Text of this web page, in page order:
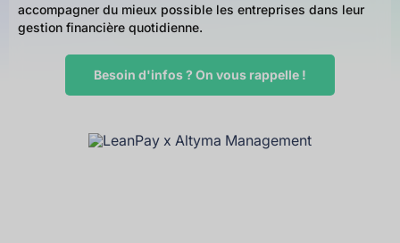
accompagner du mieux possible les entreprises dans leur
gestion financière quotidienne.
Besoin d'infos ? On vous rappelle !